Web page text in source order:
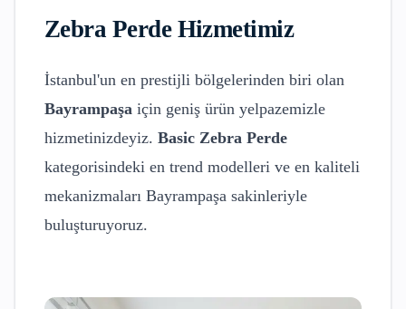
Zebra PerdeHizmetimiz
İstanbul'un en prestijli bölgelerinden biri olan
Bayrampaşa için geniş ürün yelpazemizle
hizmetinizdeyiz. Basic Zebra Perde
kategorisindeki en trend modelleri ve en kaliteli
mekanizmaları Bayrampaşa sakinleriyle
buluşturuyoruz.